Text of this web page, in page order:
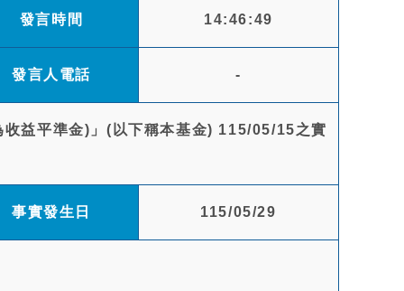
發言時間 14:46:49
發言人電話 -
益平準金)」(以下稱本基金) 115/05/15之實
事實發生日 115/05/29